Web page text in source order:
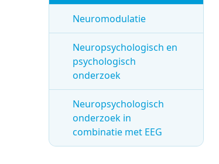
Neuromodulatie
Neuropsychologisch en
psychologisch
onderzoek
Neuropsychologisch
onderzoek in
combinatie met EEG